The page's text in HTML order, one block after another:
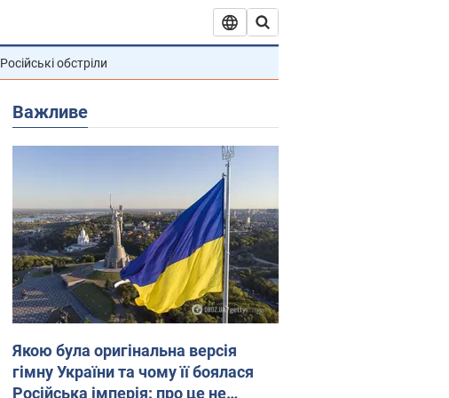
Російські обстріли
Важливе
Якою була оригінальна версія
гімну України та чому її боялася
Російська імперія: про це не